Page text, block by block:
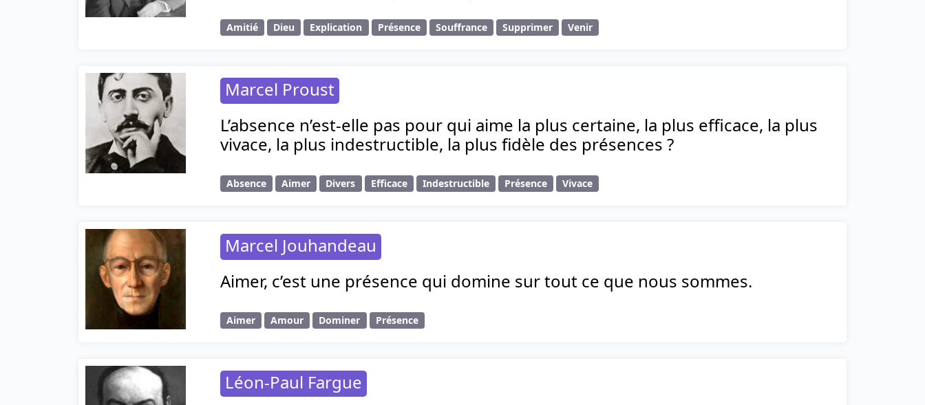
Amitié Dieu Explication Présence Souffrance Supprimer Venir
Marcel Proust
L’absence n’est-elle pas pour qui aime la plus certaine, la plus efficace, la plus
vivace, la plus indestructible, la plus fidèle des présences ?
Absence Aimer Divers Efficace Indestructible Présence Vivace
Marcel Jouhandeau
Aimer, c’est une présence qui domine sur tout ce que nous sommes.
Aimer Amour Dominer Présence
Léon-Paul Fargue